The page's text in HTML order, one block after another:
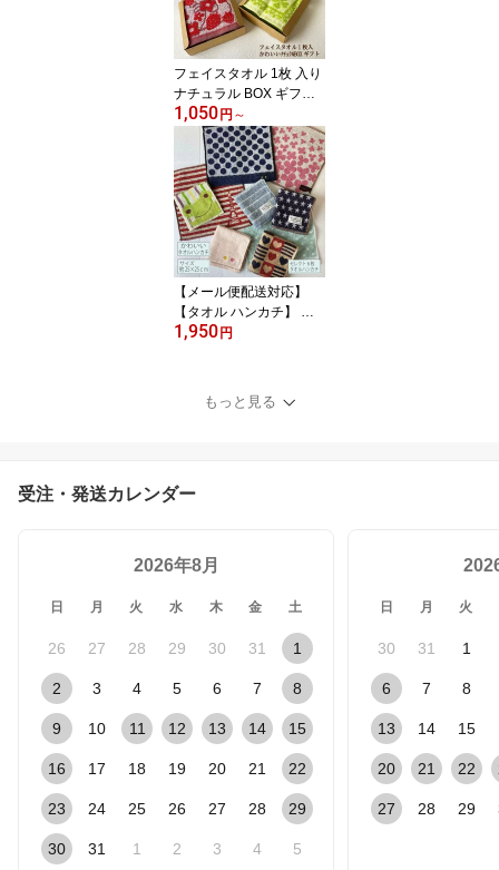
フェイスタオル 1枚 入り
ナチュラル BOX ギフト
セット販売贈り物 誕生日
記念日 タオルギフト ウ
ェデング 二次会 粗品 景
品卒業 入学 プレゼント
プチギフト 結婚式 ブラ
イダル ギフトタオルの萩
原
1,050 円 ～
【メール便配送対応】
【タオル ハンカチ】 セ
レクト！6枚タオルハン
ニ タオルハンカチ お別
れ会 プチギフト ハンカ
の萩原【RCP】
1,950 円
もっと見る
受注・発送カレンダー
2026年8月
日 月 火 水 木 金 土
26 27 28 29 30 31 1
2 3 4 5 6 7 8
9 10 11 12 13 14 15
16 17 18 19 20 21 22
23 24 25 26 27 28 29
30 31 1 2 3 4 5
日 月 火
30 31 1
6 7 8
13 14 15
20 21 22
27 28 29